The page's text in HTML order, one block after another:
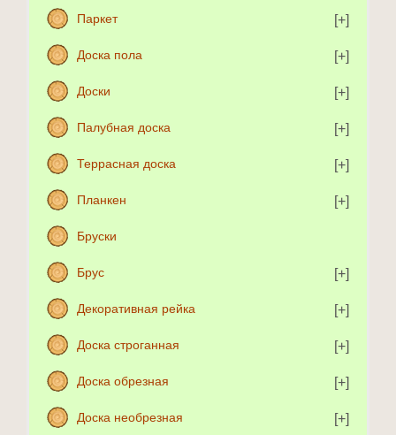
Паркет
Доска пола
Доски
Палубная доска
Террасная доска
Планкен
Бруски
Брус
Декоративная рейка
Доска строганная
Доска обрезная
Доска необрезная